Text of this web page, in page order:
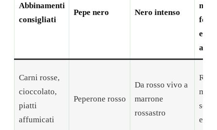
Abbinamenti
consigliati
Pepe nero Nero intenso
ed
al
Carni rosse,
cioccolato,
piatti
affumicati
Peperone rosso
Da rosso vivo a
marrone
rossastro